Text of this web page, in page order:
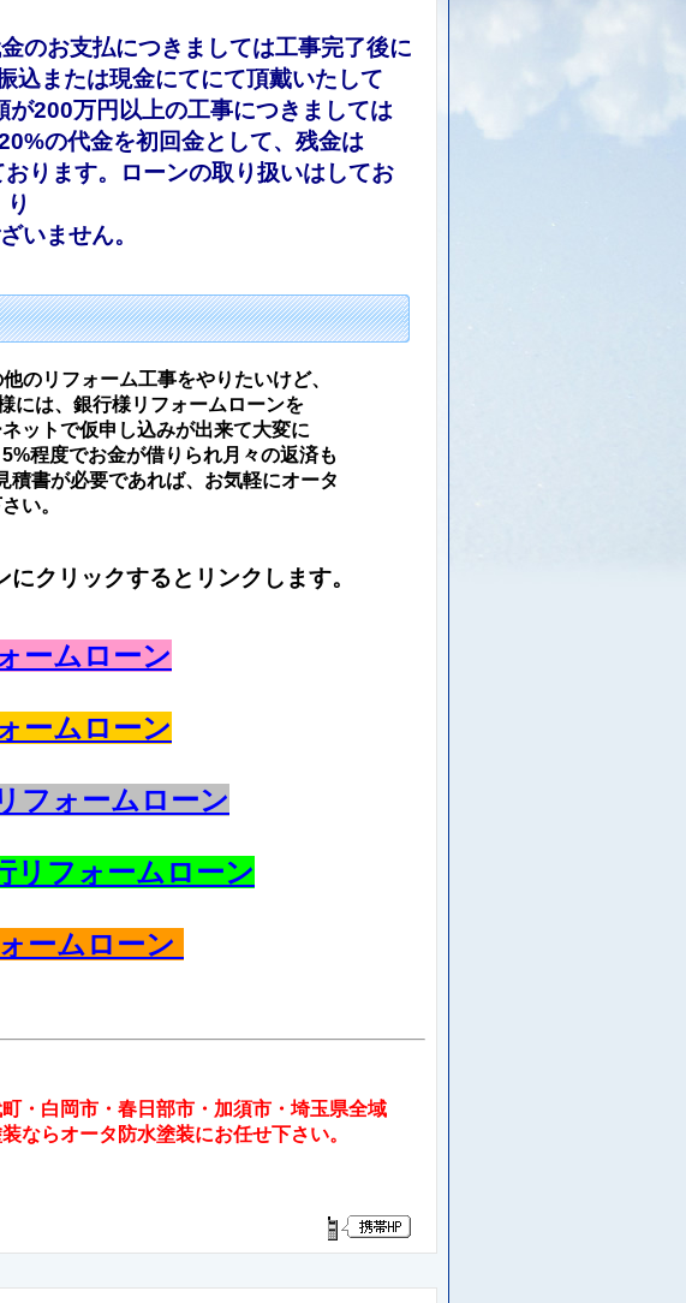
のお支払につきましては工事完了後に
込または現金にてにて頂戴いたして
が200万円以上の工事につきましては
の代金を初回金として、残金は
ります。ローンの取り扱いはしてお
り
いません。
のリフォーム工事をやりたいけど、
には、銀行様リフォームローンを
ットで仮申し込みが出来て大変に
程度でお金が借りられ月々の返済も
積書が必要であれば、お気軽にオータ
い。
クリックするとリンクします。
ームローン
ームローン
フォームローン
リフォームローン
ームローン
岡市・春日部市・加須市・埼玉県全域
ならオータ防水塗装にお任せ下さい。